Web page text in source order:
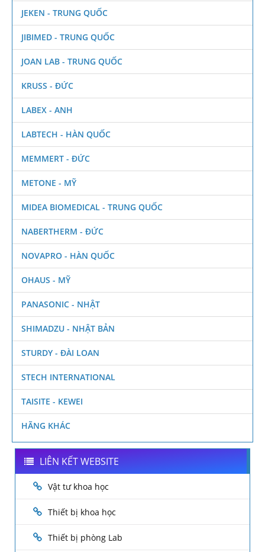
JEKEN - TRUNG QUỐC
JIBIMED - TRUNG QUỐC
JOAN LAB - TRUNG QUỐC
KRUSS - ĐỨC
LABEX - ANH
LABTECH - HÀN QUỐC
MEMMERT - ĐỨC
METONE - MỸ
MIDEA BIOMEDICAL - TRUNG QUỐC
NABERTHERM - ĐỨC
NOVAPRO - HÀN QUỐC
OHAUS - MỸ
PANASONIC - NHẬT
SHIMADZU - NHẬT BẢN
STURDY - ĐÀI LOAN
STECH INTERNATIONAL
TAISITE - KEWEI
HÃNG KHÁC
LIÊN KẾT WEBSITE
Vật tư khoa học
Thiết bị khoa học
Thiết bị phòng Lab